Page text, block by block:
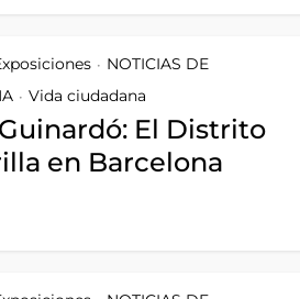
• NOTICIAS DE
• Vida ciudadana
El Distrito
en Barcelona